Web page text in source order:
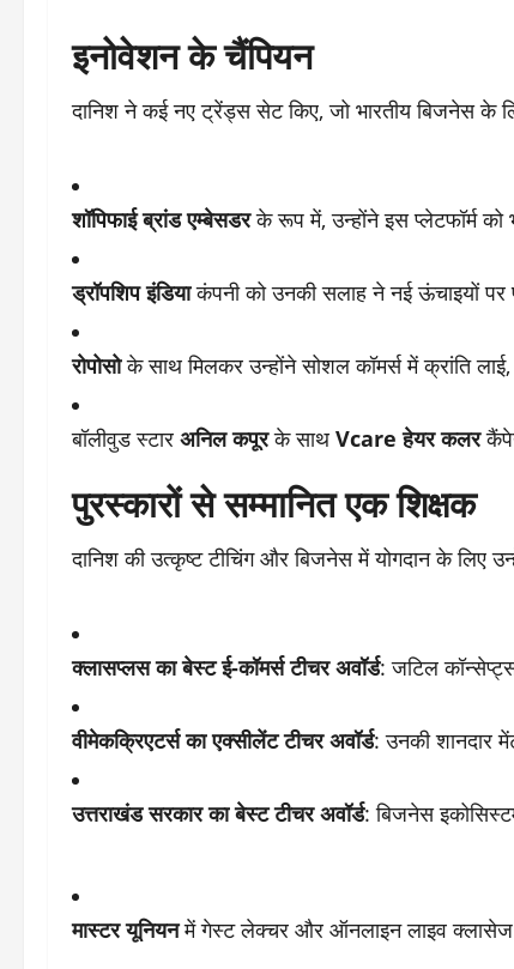
इनोवेशन के चैंपियन
दानिश ने कई नए ट्रेंड्स सेट किए, जो भारतीय बिजनेस के
शॉपिफाई ब्रांड एम्बेसडरके रूप में, उन्होंने इस प्लेटफॉर्म को
ड्रॉपशिप इंडियाकंपनी को उनकी सलाह ने नई ऊंचाइयों पर
रोपोसोके साथ मिलकर उन्होंने सोशल कॉमर्स में क्रांति
बॉलीवुड स्टार अनिल कपूरके साथ Vcare हेयर कलर
पुरस्कारों से सम्मानित एक शिक्षक
दानिश की उत्कृष्ट टीचिंग और बिजनेस में योगदान के लिए
क्लासप्लस का बेस्ट ई-कॉमर्स टीचर अवॉर्ड: जटिल
वीमेकक्रिएटर्स का एक्सीलेंट टीचर अवॉर्ड: उनकी शानदार
उत्तराखंड सरकार का बेस्ट टीचर अवॉर्ड: बिजनेस
मास्टर यूनियनमें गेस्ट लेक्चर और ऑनलाइन लाइव क्लासेज के